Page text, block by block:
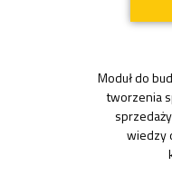
Moduł do
tworzenia
wiedzy